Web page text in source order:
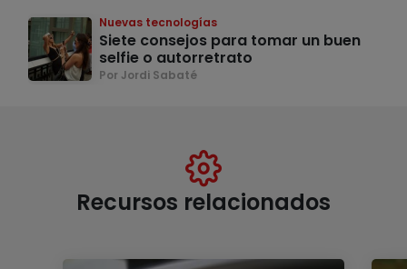
Nuevas tecnologías
Siete consejos para tomar un buen
selfie o autorretrato
Por Jordi Sabaté
Recursos relacionados